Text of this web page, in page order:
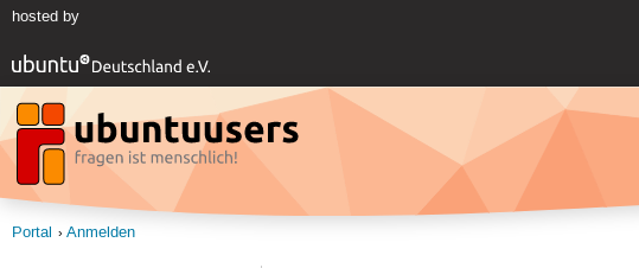
hosted by
Portal Anmelden